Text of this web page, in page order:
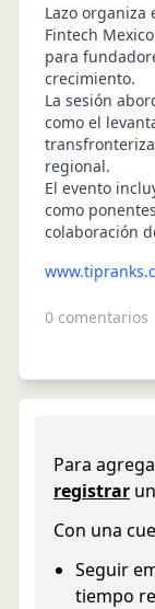
Lazo organiza
Fintech
para
crecimiento.
La sesión
como el
regional.
El evento
como
colaboración
0 comentarios
Para
registrar
Con una
Seguir
tiempo